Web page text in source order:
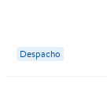
Despacho